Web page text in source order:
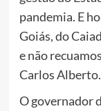
pandemia. E
Goiás, do
e não
Carlos Alberto.
O governador